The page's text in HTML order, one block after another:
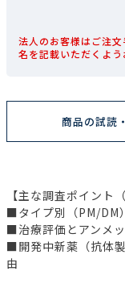
法人のお客様はご注
名を記載いただくよ
商品の試読
【主な調査ポイント
■タイプ別（PM/DM
■治療評価とアンメ
■開発中新薬（抗体
由